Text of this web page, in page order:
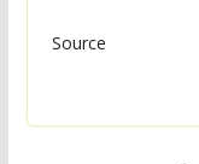
Source